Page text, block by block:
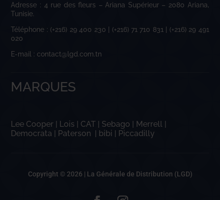
Adresse : 4 rue des fleurs – Ariana Supérieur – 2080 Ariana,
Tunisie.
Téléphone : (+216) 29 400 230 | (+216) 71 710 831 | (+216) 29 491
020
E-mail : contact@lgd.com.tn
MARQUES
Lee Cooper | Lois | CAT | Sebago | Merrell |
Democrata | Paterson | bibi | Piccadilly
Copyright © 2026 | La Générale de Distribution (LGD)